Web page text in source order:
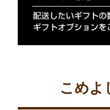
こめよ